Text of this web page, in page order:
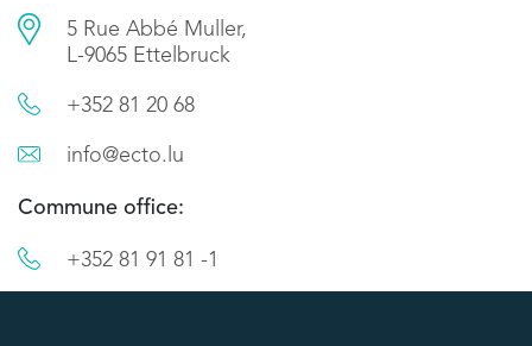
5 Rue Abbé Muller,
L-9065 Ettelbruck
+352 81 20 68
info@ecto.lu
Commune office:
+352 81 91 81 -1